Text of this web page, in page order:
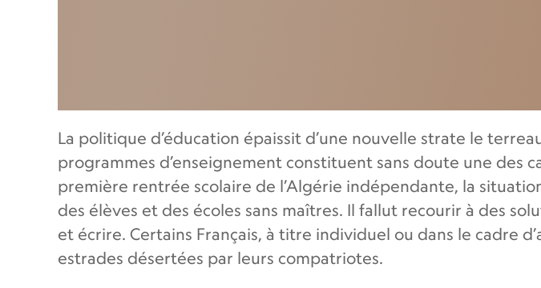
La politique d’éducation épaissit d’une nouvelle strate le
programmes d’enseignement constituent sans doute une des
première rentrée scolaire de l’Algérie indépendante, la
des élèves et des écoles sans maîtres. Il fallut recourir à des
et écrire. Certains Français, à titre individuel ou dans le cadre
estrades désertées par leurs compatriotes.